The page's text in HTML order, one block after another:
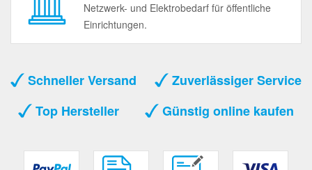
Netzwerk- und Elektrobedarf für öffentliche
Einrichtungen.
Schneller Versand
Zuverlässiger Service
Top Hersteller
Günstig online kaufen